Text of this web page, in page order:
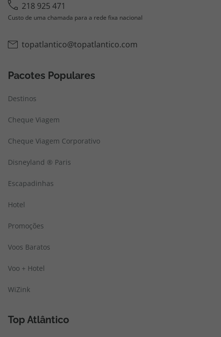
218 925 471
Custo de uma chamada para a rede fixa nacional
topatlantico@topatlantico.com
Pacotes Populares
Destinos
Cheque Viagem
Cheque Viagem Corporativo
Disneyland ® Paris
Escapadinhas
Hotel
Promoções
Voos Baratos
Voo + Hotel
WiZink
Top Atlântico